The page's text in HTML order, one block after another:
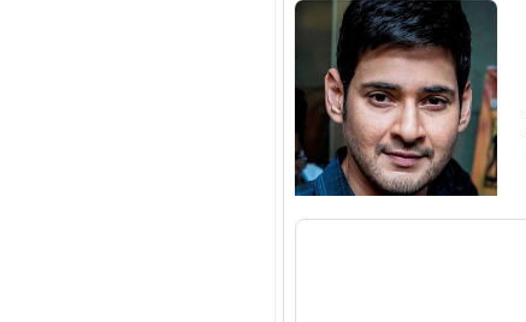
Mahesh Babu